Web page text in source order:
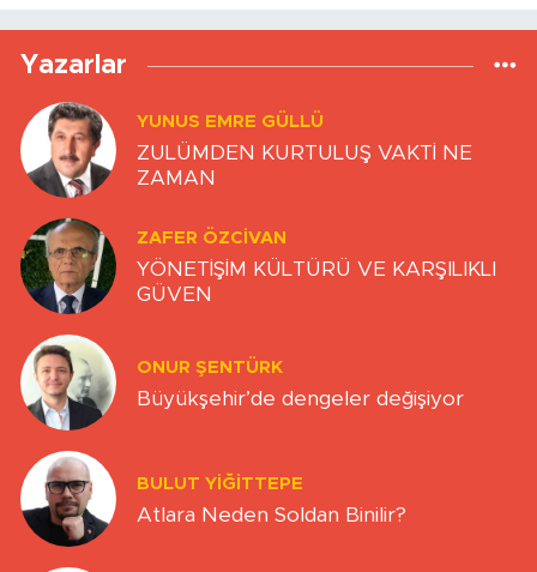
Yazarlar
YUNUS EMRE GÜLLÜ
ZULÜMDEN KURTULUŞ VAKTİ NE
ZAMAN
ZAFER ÖZCIVAN
YÖNETİŞİM KÜLTÜRÜ VE KARŞILIKLI
GÜVEN
ONUR ŞENTÜRK
Büyükşehir’de dengeler değişiyor
BULUT YİĞİTTEPE
Atlara Neden Soldan Binilir?